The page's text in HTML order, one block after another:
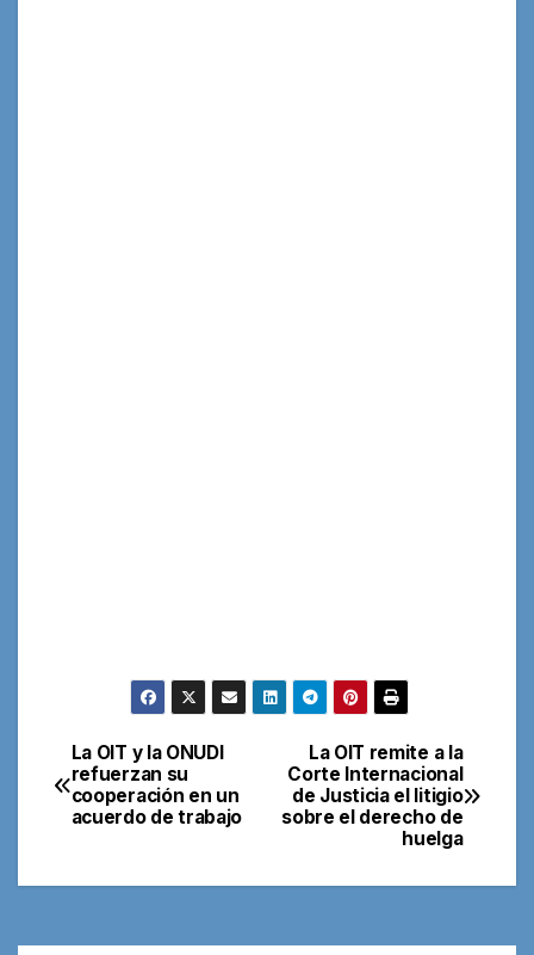
Navegación
de
La OIT remite a la
Corte Internacional
de Justicia el litigio
sobre el derecho de
huelga
La OIT y la ONUDI
refuerzan su
cooperación en un
acuerdo de trabajo